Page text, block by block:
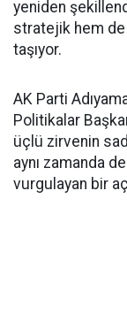
yeniden
stratejik hem de
taşıyor.
AK Parti
Politikalar
üçlü zirvenin
aynı zamanda
vurgulayan bir